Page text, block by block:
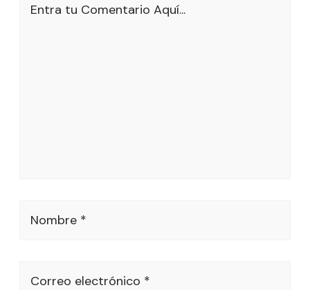
Entra tu Comentario Aquí...
Nombre *
Correo electrónico *